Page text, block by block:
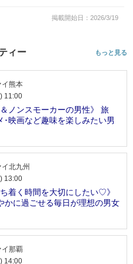
掲載開始日：2026/3/19
ィー もっと見る
イ熊本
11:00
＆ノンスモーカーの男性》 旅
･映画など趣味を楽しみたい男
イ北九州
13:00
ち着く時間を大切にしたい♡》
かに過ごせる毎日が理想の男女
イ那覇
14:00